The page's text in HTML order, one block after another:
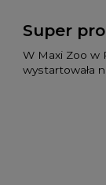
Super
W Maxi Zoo w
wystartowała